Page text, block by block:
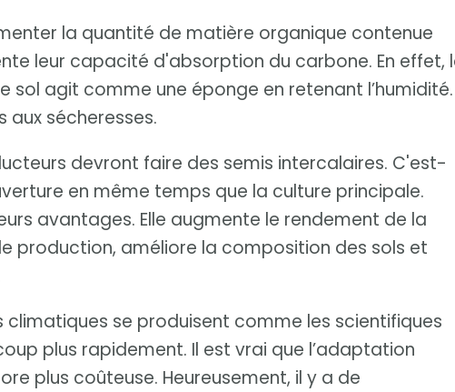
la quantité de matière organique contenue
leur capacité d'absorption du carbone. En effet,
sol agit comme une éponge en retenant l’humidité.
aux sécheresses.
devront faire des semis intercalaires. C'est-
en même temps que la culture principale.
avantages. Elle augmente le rendement de la
production, améliore la composition des sols et
climatiques se produisent comme les scientifiques
plus rapidement. Il est vrai que l’adaptation
plus coûteuse. Heureusement, il y a de